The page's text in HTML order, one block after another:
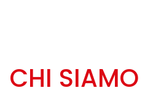
CHI SIAMO